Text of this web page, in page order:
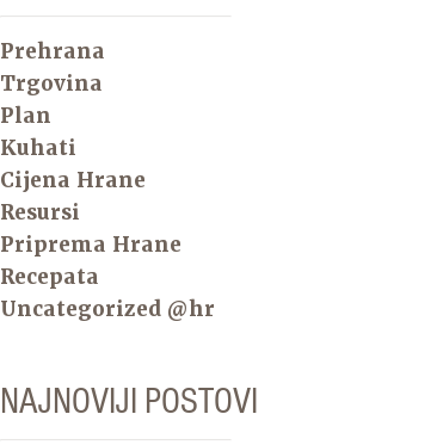
Prehrana
Trgovina
Plan
Kuhati
Cijena Hrane
Resursi
Priprema Hrane
Recepata
Uncategorized @hr
NAJNOVIJI POSTOVI